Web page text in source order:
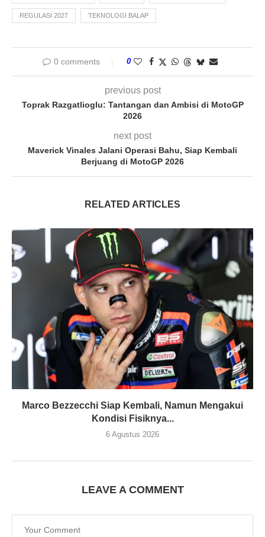
REGULASI 2027 TEKNOLOGI BALAP
0 comments 0
previous post
Toprak Razgatlioglu: Tantangan dan Ambisi di MotoGP
2026
next post
Maverick Vinales Jalani Operasi Bahu, Siap Kembali
Berjuang di MotoGP 2026
RELATED ARTICLES
Marco Bezzecchi Siap Kembali, Namun Mengakui
Kondisi Fisiknya...
6 Agustus 2026
LEAVE A COMMENT